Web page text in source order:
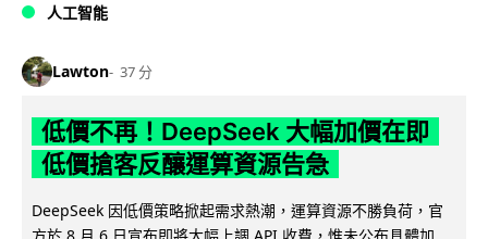
人工智能
Lawton 37 分
低價不再！DeepSeek 大幅加價在即
低價搶客反釀運算資源告急
DeepSeek 因低價策略掀起需求熱潮，運算資源不勝負荷，官